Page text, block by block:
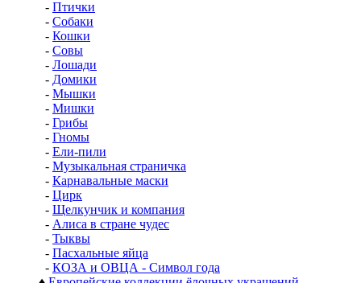
- Птички
- Собаки
- Кошки
- Совы
- Лошади
- Домики
- Мышки
- Мишки
- Грибы
- Гномы
- Ели-пили
- Музыкальная страничка
- Карнавальные маски
- Цирк
- Щелкунчик и компания
- Алиса в стране чудес
- Тыквы
- Пасхальные яйца
- КОЗА и ОВЦА - Символ года